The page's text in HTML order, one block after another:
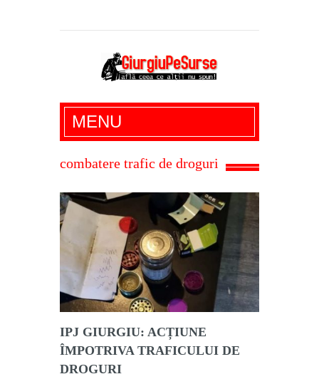
Giurgiu Pe Surse – actualitate giurgiu,
administratie giurgiu, stiri politice, social
economic, editoriale giurgiu, dezvaluiri,
MENU
combatere trafic de droguri
IPJ GIURGIU: ACȚIUNE
ÎMPOTRIVA TRAFICULUI DE
DROGURI